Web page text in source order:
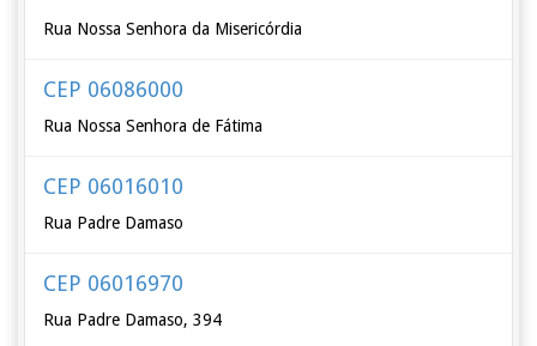
Rua Nossa Senhora da Misericórdia
CEP 06086000
Rua Nossa Senhora de Fátima
CEP 06016010
Rua Padre Damaso
CEP 06016970
Rua Padre Damaso, 394